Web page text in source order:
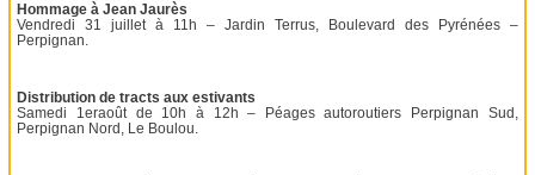
Hommage à Jean Jaurès
Vendredi 31 juillet à 11h – Jardin Terrus, Boulevard des Pyrénées –
Perpignan.
Distribution de tracts aux estivants
Samedi 1eraoût de 10h à 12h – Péages autoroutiers Perpignan Sud,
Perpignan Nord, Le Boulou.